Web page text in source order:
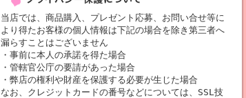
当店では、商品購入、プレゼント応募、お問い合せ等に
より得たお客様の個人情報は下記の場合を除き第三者へ
漏らすことはございません
・事前に本人の承諾を得た場合
・管轄官公庁の要請があった場合
・弊店の権利や財産を保護する必要が生じた場合
なお、クレジットカードの番号などについては、SSL技